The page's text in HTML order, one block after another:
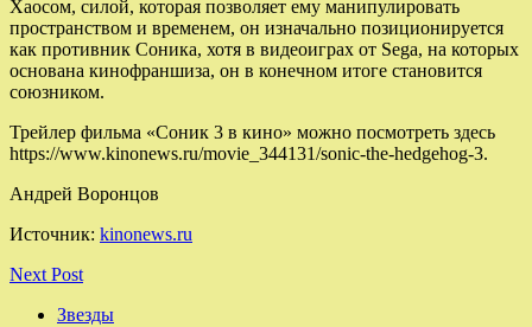
Хаосом, силой, которая позволяет ему манипулировать
пространством и временем, он изначально позиционируется
как противник Соника, хотя в видеоиграх от Sega, на которых
основана кинофраншиза, он в конечном итоге становится
союзником.
Трейлер фильма «Соник 3 в кино» можно посмотреть здесь
https://www.kinonews.ru/movie_344131/sonic-the-hedgehog-3.
Андрей Воронцов
Источник: kinonews.ru
Next Post
Звезды